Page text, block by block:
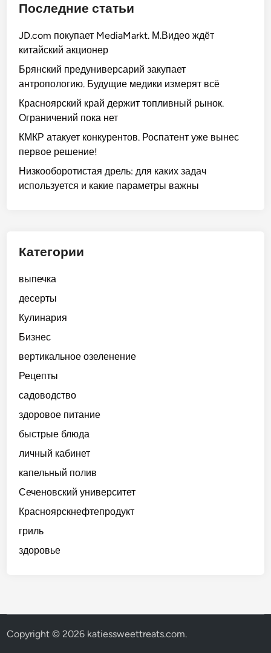
Последние статьи
JD.com покупает MediaMarkt. М.Видео ждёт
китайский акционер
Брянский предуниверсарий закупает
антропологию. Будущие медики измерят всё
Красноярский край держит топливный рынок.
Ограничений пока нет
КМКР атакует конкурентов. Роспатент уже вынес
первое решение!
Низкооборотистая дрель: для каких задач
используется и какие параметры важны
Категории
выпечка
десерты
Кулинария
Бизнес
вертикальное озеленение
Рецепты
садоводство
здоровое питание
быстрые блюда
личный кабинет
капельный полив
Сеченовский университет
Красноярскнефтепродукт
гриль
здоровье
Copyright © 2026 katiessweettreats.com.